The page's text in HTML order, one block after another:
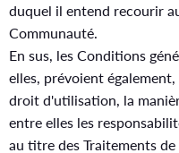
duquel il entend recourir
Communauté.
En sus, les Conditions
elles, prévoient
droit d'utilisation, la
entre elles les
au titre des Traitements